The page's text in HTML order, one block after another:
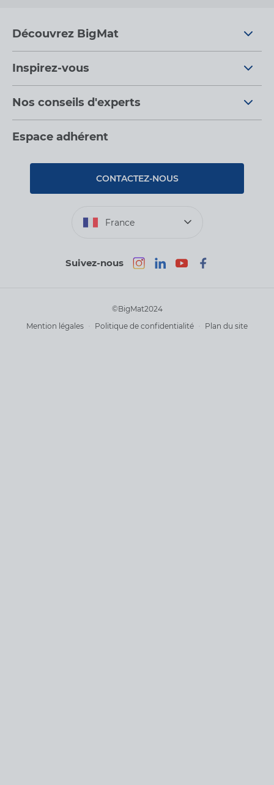
Découvrez BigMat
Nous rejoindre
Devenez adhérent
Les services BigMat
Les Bâtisseurs du Sport
Inspirez-vous
Par pièces
Nos catalogues
Rencontres
Nos conseils d'experts
Espace adhérent
CONTACTEZ-NOUS
France
Suivez-nous
©BigMat2024
Mention légales
Politique de confidentialité Plan du site